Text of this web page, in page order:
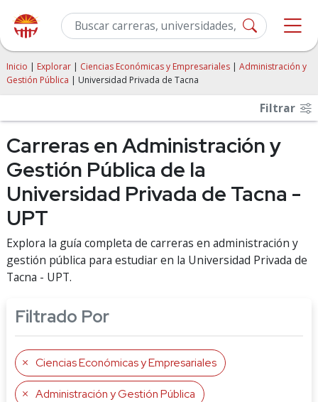
Inicio | Explorar | Ciencias Económicas y Empresariales | Administración y
Gestión Pública | Universidad Privada de Tacna
Filtrar
Carreras en Administración y
Gestión Pública de la
Universidad Privada de Tacna -
UPT
Explora la guía completa de carreras en administración y
gestión pública para estudiar en la Universidad Privada de
Tacna - UPT.
Filtrado Por
Ciencias Económicas y Empresariales
Administración y Gestión Pública